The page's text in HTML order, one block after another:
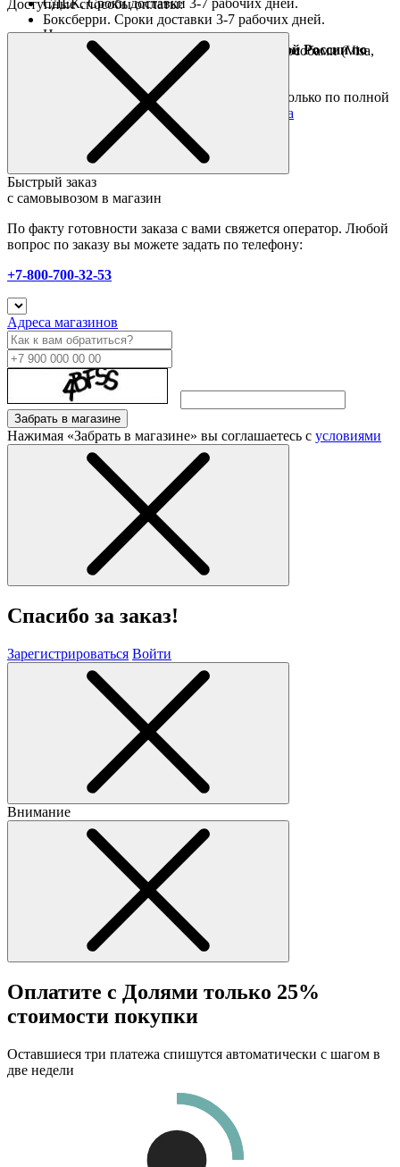
Боксберри. Сроки доставки 3-7 рабочих дней.
Доставка за границу осуществляется Почтой России по
полной предоплате
Подробные условия
Доступные способы оплаты:
Наличными при получении
Оплата он-лайн всеми популярными способами (Visa,
Mastercard и тд.)
Товары со скидкой отправляются по России только по полной
предоплате. Все подробности в разделе
оплата
Быстрый заказ
с самовывозом в магазин
По факту готовности заказа с вами свяжется оператор. Любой
вопрос по заказу вы можете задать по телефону:
+7-800-700-32-53
Адреса магазинов
Забрать в магазине
Нажимая «Забрать в магазине» вы соглашаетесь с условиями
Спасибо за заказ!
Зарегистрироваться Войти
Внимание
Оплатите с Долями только 25%
стоимости покупки
Оставшиеся три платежа спишутся автоматически с шагом в
две недели